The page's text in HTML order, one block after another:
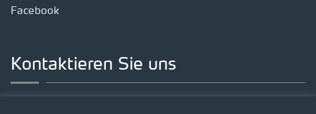
Facebook
Kontaktieren Sie uns